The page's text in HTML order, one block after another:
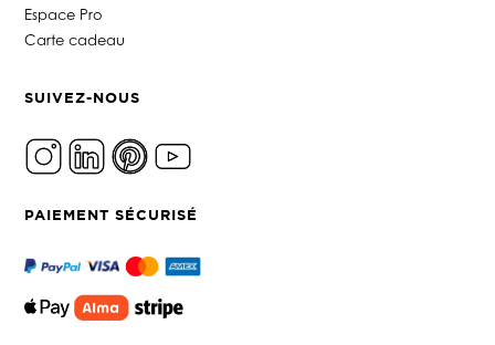
Espace Pro
Carte cadeau
SUIVEZ-NOUS
PAIEMENT SÉCURISÉ